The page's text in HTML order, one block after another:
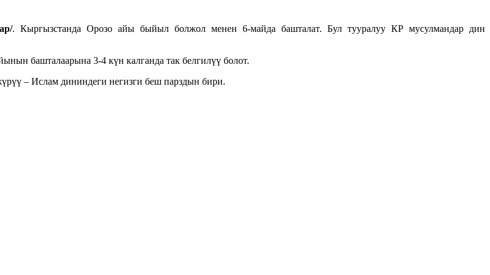
. Кыргызстанда Орозо айы быйыл болжол менен 6-майда башталат. Бул тууралуу КР мусулмандар дин
башталаарына 3-4 күн калганда так белгилүү болот.
– Ислам дининдеги негизги беш парздын бири.